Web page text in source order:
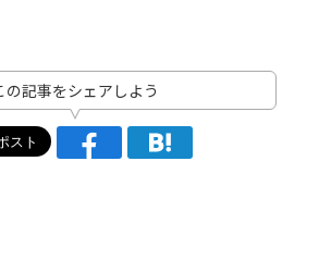
の記事をシェアしよう